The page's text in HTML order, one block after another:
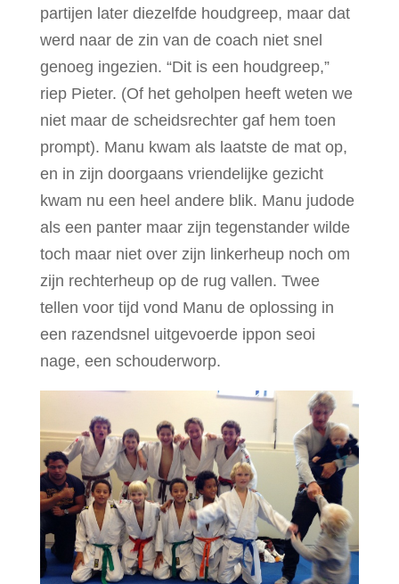
partijen later diezelfde houdgreep, maar dat
werd naar de zin van de coach niet snel
genoeg ingezien. “Dit is een houdgreep,”
riep Pieter. (Of het geholpen heeft weten we
niet maar de scheidsrechter gaf hem toen
prompt). Manu kwam als laatste de mat op,
en in zijn doorgaans vriendelijke gezicht
kwam nu een heel andere blik. Manu judode
als een panter maar zijn tegenstander wilde
toch maar niet over zijn linkerheup noch om
zijn rechterheup op de rug vallen. Twee
tellen voor tijd vond Manu de oplossing in
een razendsnel uitgevoerde ippon seoi
nage, een schouderworp.